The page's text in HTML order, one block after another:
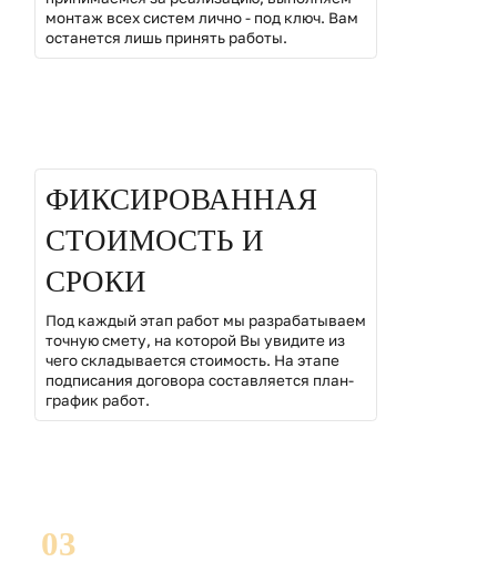
монтаж всех систем лично - под ключ. Вам
останется лишь принять работы.
02
ФИКСИРОВАННАЯ
СТОИМОСТЬ И
СРОКИ
Под каждый этап работ мы разрабатываем
точную смету, на которой Вы увидите из
чего складывается стоимость. На этапе
подписания договора составляется план-
график работ.
03